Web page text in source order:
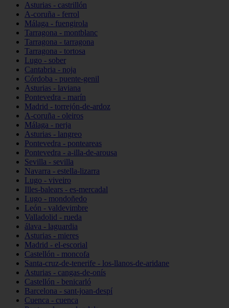
Asturias - castrillón
A-coruña - ferrol
Málaga - fuengirola
Tarragona - montblanc
Tarragona - tarragona
Tarragona - tortosa
Lugo - sober
Cantabria - noja
Córdoba - puente-genil
Asturias - laviana
Pontevedra - marín
Madrid - torrejón-de-ardoz
A-coruña - oleiros
Málaga - nerja
Asturias - langreo
Pontevedra - ponteareas
Pontevedra - a-illa-de-arousa
Sevilla - sevilla
Navarra - estella-lizarra
Lugo - viveiro
Illes-balears - es-mercadal
Lugo - mondoñedo
León - valdevimbre
Valladolid - rueda
álava - laguardia
Asturias - mieres
Madrid - el-escorial
Castellón - moncofa
Santa-cruz-de-tenerife - los-llanos-de-aridane
Asturias - cangas-de-onís
Castellón - benicarló
Barcelona - sant-joan-despí
Cuenca - cuenca